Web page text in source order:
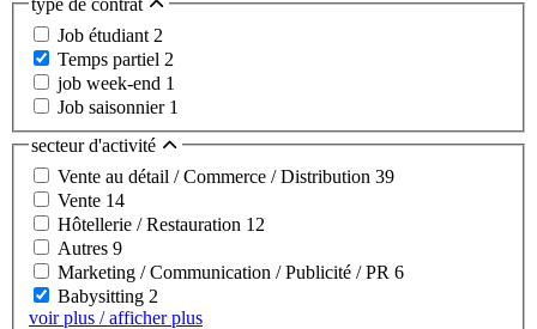
type de contrat
Job étudiant 2
Temps partiel 2
job week-end 1
Job saisonnier 1
secteur d'activité
Vente au détail / Commerce / Distribution 39
Vente 14
Hôtellerie / Restauration 12
Autres 9
Marketing / Communication / Publicité / PR 6
Babysitting 2
voir plus / afficher plus